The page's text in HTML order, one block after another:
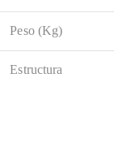
Peso (Kg)
Estructura